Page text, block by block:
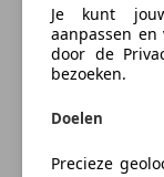
INDEPENDER
Bereken je
Je kunt
aanpassen
door de
bezoeken.
Doelen
Precieze